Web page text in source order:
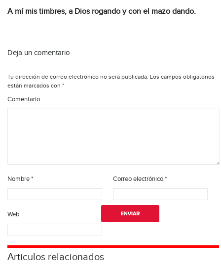
A mí mis timbres, a Dios rogando y con el mazo dando.
Deja un comentario
Tu dirección de correo electrónico no será publicada. Los campos obligatorios
están marcados con *
Comentario
Nombre* Correo electrónico*
Web
Articulos relacionados